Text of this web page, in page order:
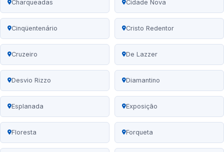
Charqueadas Cidade Nova
Cinqüentenário Cristo Redentor
Cruzeiro De Lazzer
Desvio Rizzo Diamantino
Esplanada Exposição
Floresta Forqueta